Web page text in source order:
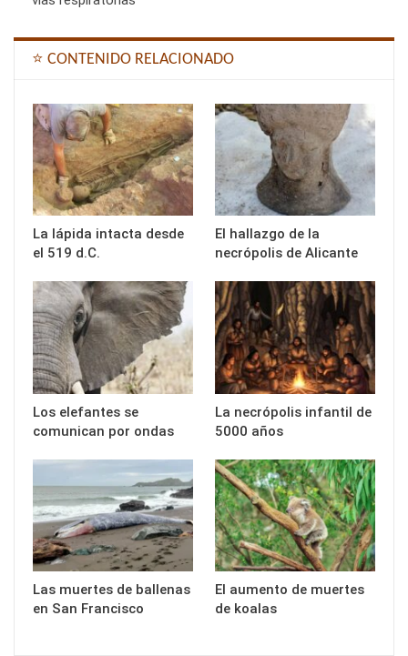
⭐ CONTENIDO RELACIONADO
La lápida intacta desde
el 519 d.C.
El hallazgo de la
necrópolis de Alicante
Los elefantes se
comunican por ondas
La necrópolis infantil de
5000 años
Las muertes de ballenas
en San Francisco
El aumento de muertes
de koalas